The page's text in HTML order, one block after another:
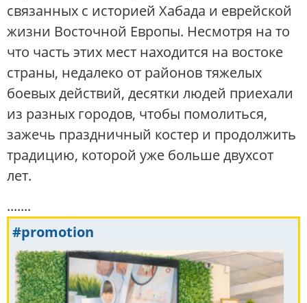
связанных с историей Хабада и еврейской
жизни Восточной Европы. Несмотря на то
что часть этих мест находится на востоке
страны, недалеко от районов тяжелых
боевых действий, десятки людей приехали
из разных городов, чтобы помолиться,
зажечь праздничный костер и продолжить
традицию, которой уже больше двухсот
лет.
.......
#promotion